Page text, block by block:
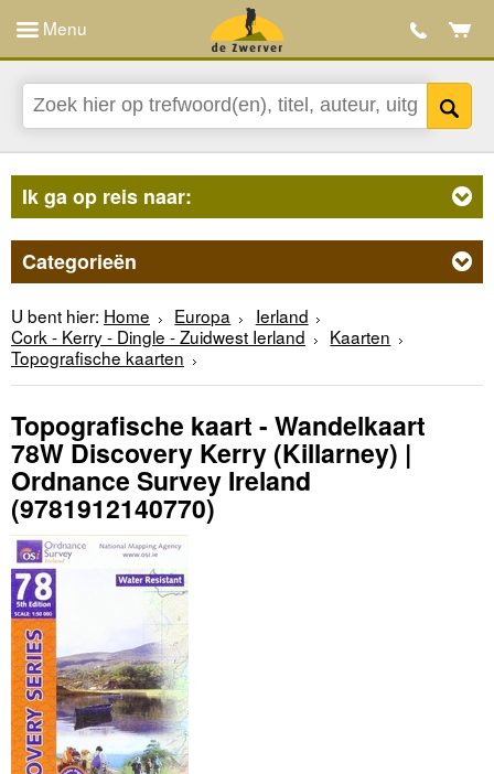
Menu
Ik ga op reis naar:
Categorieën
U bent hier: Home Europa
Ierland
Cork - Kerry - Dingle - Zuidwest Ierland
Kaarten
Topografische kaarten
Topografische kaart - Wandelkaart
78W Discovery Kerry (Killarney) |
Ordnance Survey Ireland
(9781912140770)